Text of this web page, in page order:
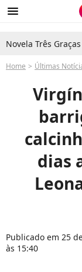
menu
Novela Três Graças
Home Últimas
dias
Publicado em 25
às 15:40